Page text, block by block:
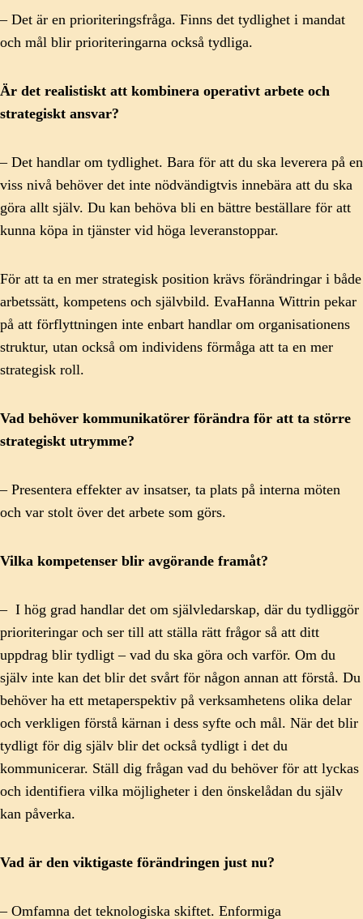
– Det är en prioriteringsfråga. Finns det tydlighet i mandat
och mål blir prioriteringarna också tydliga.
Är det realistiskt att kombinera operativt arbete och
strategiskt ansvar?
– Det handlar om tydlighet. Bara för att du ska leverera på en
viss nivå behöver det inte nödvändigtvis innebära att du ska
göra allt själv. Du kan behöva bli en bättre beställare för att
kunna köpa in tjänster vid höga leveranstoppar.
För att ta en mer strategisk position krävs förändringar i både
arbetssätt, kompetens och självbild. EvaHanna Wittrin pekar
på att förflyttningen inte enbart handlar om organisationens
struktur, utan också om individens förmåga att ta en mer
strategisk roll.
Vad behöver kommunikatörer förändra för att ta större
strategiskt utrymme?
– Presentera effekter av insatser, ta plats på interna möten
och var stolt över det arbete som görs.
Vilka kompetenser blir avgörande framåt?
– I hög grad handlar det om självledarskap, där du tydliggör
prioriteringar och ser till att ställa rätt frågor så att ditt
uppdrag blir tydligt – vad du ska göra och varför. Om du
själv inte kan det blir det svårt för någon annan att förstå. Du
behöver ha ett metaperspektiv på verksamhetens olika delar
och verkligen förstå kärnan i dess syfte och mål. När det blir
tydligt för dig själv blir det också tydligt i det du
kommunicerar. Ställ dig frågan vad du behöver för att lyckas
och identifiera vilka möjligheter i den önskelådan du själv
kan påverka.
Vad är den viktigaste förändringen just nu?
– Omfamna det teknologiska skiftet. Enformiga